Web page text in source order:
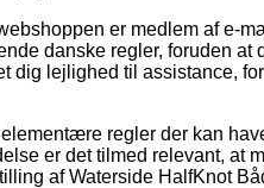
er medlem af e-
danske regler, foruden
dig lejlighed til assistance,
regler der kan
er det tilmed relevant, at
af Waterside HalfKnot